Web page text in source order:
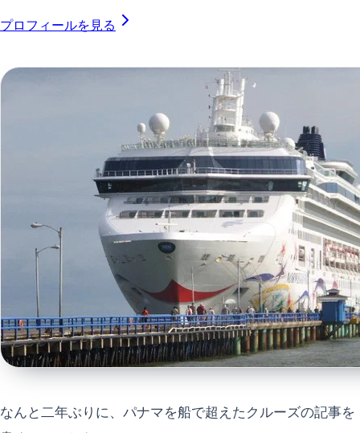
プロフィールを見る
なんと二年ぶりに、パナマを船で超えたクルーズの記事を